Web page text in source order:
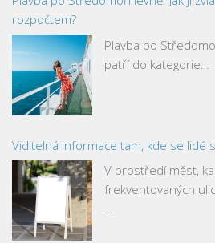
rozpočtem?
Plavba po
patří do kategorie…
Viditelná informace tam, kde se lidé
V prostředí měst,
frekventovaných
…